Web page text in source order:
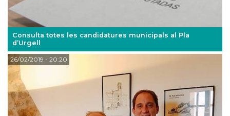
Consulta totes les candidatures municipals al Pla
d’Urgell
26/02/2019 - 20:20